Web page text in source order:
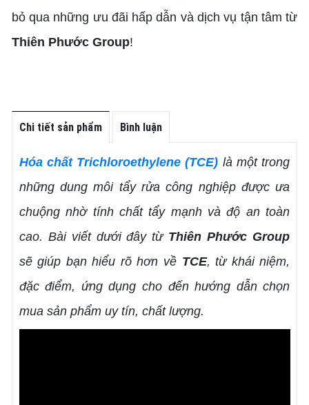
bỏ qua những ưu đãi hấp dẫn và dịch vụ tận tâm từ
Thiên Phước Group!
Chi tiết sản phẩm Bình luận
Hóa chất Trichloroethylene (TCE) là một trong
những dung môi tẩy rửa công nghiệp được ưa
chuộng nhờ tính chất tẩy mạnh và độ an toàn
cao. Bài viết dưới đây từ Thiên Phước Group
sẽ giúp bạn hiểu rõ hơn về TCE, từ khái niệm,
đặc điểm, ứng dụng cho đến hướng dẫn chọn
mua sản phẩm uy tín, chất lượng.